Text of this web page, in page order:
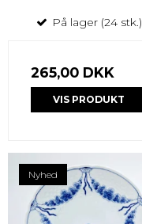
På lager (24 stk.)
265,00 DKK
VIS PRODUKT
Nyhed